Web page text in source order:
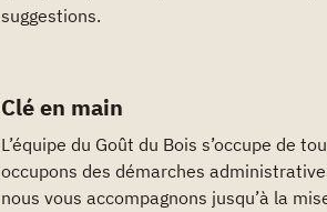
suggestions.
Clé en main
L’équipe du Goût du Bois s’occupe de
occupons des démarches
nous vous accompagnons jusqu’à la